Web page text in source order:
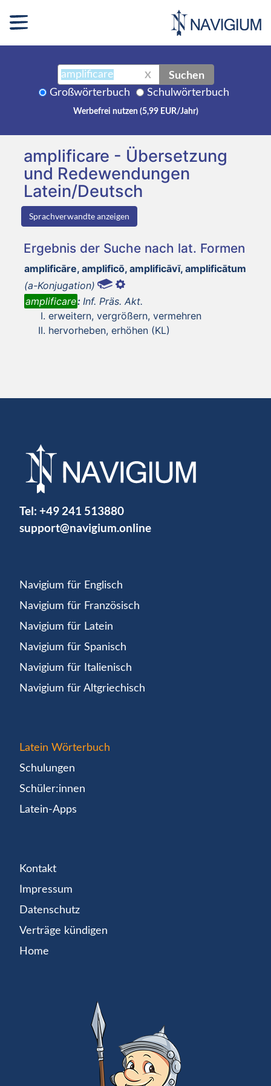
X Suchen
Großwörterbuch Schulwörterbuch
Werbefrei nutzen (5,99 EUR/Jahr)
amplificare - Übersetzung
und Redewendungen
Latein/Deutsch
Sprachverwandte anzeigen
Ergebnis der Suche nach lat. Formen
amplificāre, amplificō, amplificāvī, amplificātum
(a-Konjugation)
amplificare: Inf. Präs. Akt.
erweitern, vergrößern, vermehren
hervorheben, erhöhen (KL)
Tel: +49 241 513880
support@navigium.online
Navigium für Englisch
Navigium für Französisch
Navigium für Latein
Navigium für Spanisch
Navigium für Italienisch
Navigium für Altgriechisch
Latein Wörterbuch
Schulungen
Schüler:innen
Latein-Apps
Kontakt
Impressum
Datenschutz
Verträge kündigen
Home